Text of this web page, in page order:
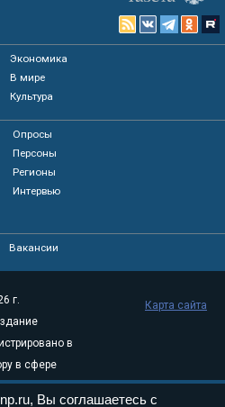
Экономика
В мире
Культура
Опросы
Персоны
Регионы
Интервью
Вакансии
г.
в
в сфере
и
Карта сайта
Вы соглашаетесь с